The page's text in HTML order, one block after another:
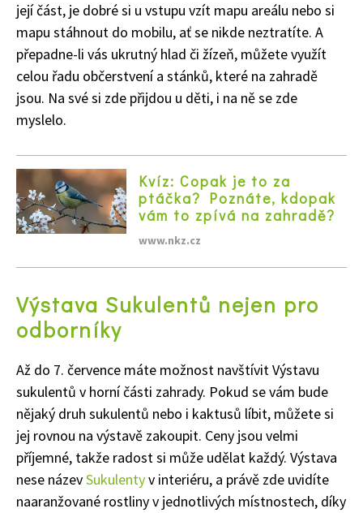
Naše krásná zahrada
její část, je dobré si u vstupu vzít mapu areálu nebo si
mapu stáhnout do mobilu, ať se nikde neztratíte. A
přepadne-li vás ukrutný hlad či žízeň, můžete využít
celou řadu občerstvení a stánků, které na zahradě
jsou. Na své si zde přijdou u děti, i na ně se zde
myslelo.
Kvíz: Copak je to za
ptáčka? Poznáte, kdopak
vám to zpívá na zahradě?
www.nkz.cz
Výstava Sukulentů nejen pro
odborníky
Až do 7. července máte možnost navštívit Výstavu
sukulentů v horní části zahrady. Pokud se vám bude
nějaký druh sukulentů nebo i kaktusů líbit, můžete si
jej rovnou na výstavě zakoupit. Ceny jsou velmi
příjemné, takže radost si může udělat každý. Výstava
nese názevSukulentyv interiéru, a právě zde uvidíte
naaranžované rostliny v jednotlivých místnostech, díky